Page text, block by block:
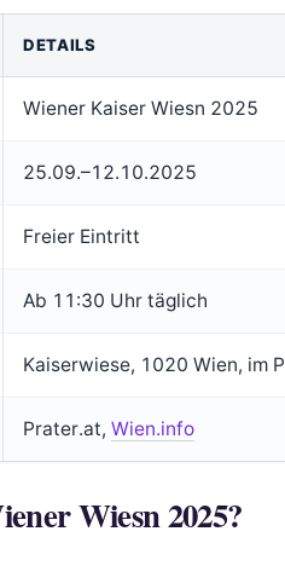
DETAILS
Wiener Kaiser Wiesn 2025
25.09.–12.10.2025
Freier Eintritt
Ab 11:30 Uhr täglich
Kaiserwiese, 1020 Wien, im
Prater.at, Wien.info
Wiesn 2025?